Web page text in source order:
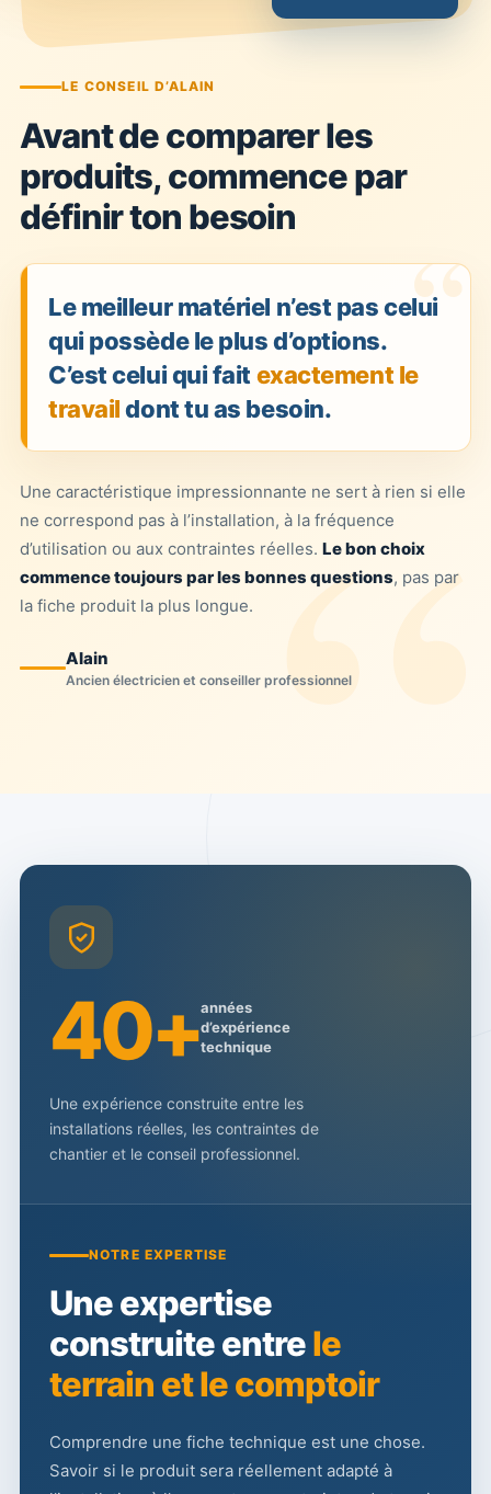
LE CONSEIL D’ALAIN
Avant de comparer les
produits, commence par
définir ton besoin
Le meilleur matériel n’est pas celui
qui possède le plus d’options.
C’est celui qui fait exactement le
travaildont tu as besoin.
Une caractéristique impressionnante ne sert à rien si elle
ne correspond pas à l’installation, à la fréquence
d’utilisation ou aux contraintes réelles. Le bon choix
commence toujours par les bonnes questions, pas par
la fiche produit la plus longue.
Alain
Ancien électricien et conseiller professionnel
40+années
d’expérience
technique
Une expérience construite entre les
installations réelles, les contraintes de
chantier et le conseil professionnel.
NOTRE EXPERTISE
Une expertise
construite entrele
terrain et le comptoir
Comprendre une fiche technique est une chose.
Savoir si le produit sera réellement adapté à